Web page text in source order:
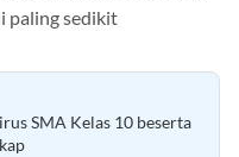
paling sedikit
SMA Kelas 10 beserta